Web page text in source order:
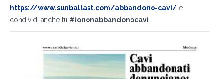
https://www.sunballast.com/abbandono-cavi/ e
condividi anche tu #iononabbandonocavi